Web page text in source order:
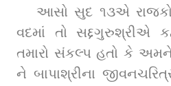
આસો સુદ ૧૩એ
વદમાં તો સદ્દગુરુશ્રીએ
તમારો સંકલ્પ હતો કે અમને
ને બાપાશ્રીના